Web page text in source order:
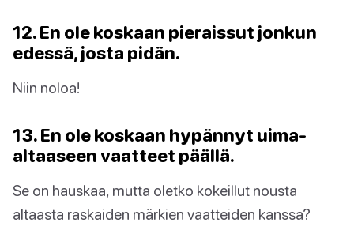
12. En ole koskaan pieraissut jonkun
edessä, josta pidän.
Niin noloa!
13. En ole koskaan hypännyt uima-
altaaseen vaatteet päällä.
Se on hauskaa, mutta oletko kokeillut nousta
altaasta raskaiden märkien vaatteiden kanssa?